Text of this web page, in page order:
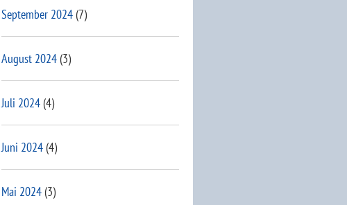
September 2024(7)
August 2024(3)
Juli 2024(4)
Juni 2024(4)
Mai 2024(3)